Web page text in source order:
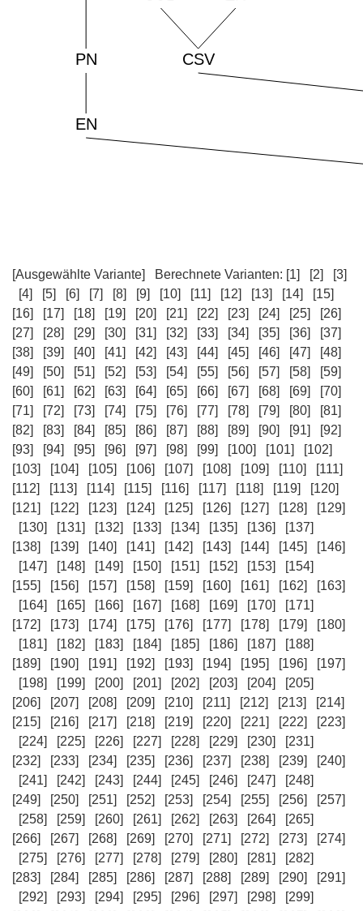
[Ausgewählte Variante] Berechnete Varianten: [1] [2]
[3]
[4]
[5] [6] [7] [8] [9] [10] [11] [12] [13] [14]
[15]
[16]
[17] [18] [19] [20] [21] [22] [23] [24] [25]
[26]
[27]
[28] [29] [30] [31] [32] [33] [34] [35] [36]
[37]
[38]
[39] [40] [41] [42] [43] [44] [45] [46] [47]
[48]
[49]
[50] [51] [52] [53] [54] [55] [56] [57] [58]
[59]
[60]
[61] [62] [63] [64] [65] [66] [67] [68] [69]
[70]
[71]
[72] [73] [74] [75] [76] [77] [78] [79] [80]
[81]
[82]
[83] [84] [85] [86] [87] [88] [89] [90] [91]
[92]
[93]
[94] [95] [96] [97] [98] [99] [100] [101]
[102]
[103]
[104] [105] [106] [107] [108] [109] [110]
[111]
[112]
[113] [114] [115] [116] [117] [118] [119]
[120]
[121]
[122] [123] [124] [125] [126] [127] [128]
[129]
[130]
[131] [132] [133] [134] [135] [136]
[137]
[138]
[139] [140] [141] [142] [143] [144] [145]
[146]
[147]
[148] [149] [150] [151] [152] [153]
[154]
[155]
[156] [157] [158] [159] [160] [161] [162]
[163]
[164]
[165] [166] [167] [168] [169] [170]
[171]
[172]
[173] [174] [175] [176] [177] [178] [179]
[180]
[181]
[182] [183] [184] [185] [186] [187]
[188]
[189]
[190] [191] [192] [193] [194] [195] [196]
[197]
[198]
[199] [200] [201] [202] [203] [204]
[205]
[206]
[207] [208] [209] [210] [211] [212] [213]
[214]
[215]
[216] [217] [218] [219] [220] [221] [222]
[223]
[224]
[225] [226] [227] [228] [229] [230]
[231]
[232]
[233] [234] [235] [236] [237] [238] [239]
[240]
[241]
[242] [243] [244] [245] [246] [247]
[248]
[249]
[250] [251] [252] [253] [254] [255] [256]
[257]
[258]
[259] [260] [261] [262] [263] [264]
[265]
[266]
[267] [268] [269] [270] [271] [272] [273]
[274]
[275]
[276] [277] [278] [279] [280] [281]
[282]
[283]
[284] [285] [286] [287] [288] [289] [290]
[291]
[292]
[293] [294] [295] [296] [297] [298]
[299]